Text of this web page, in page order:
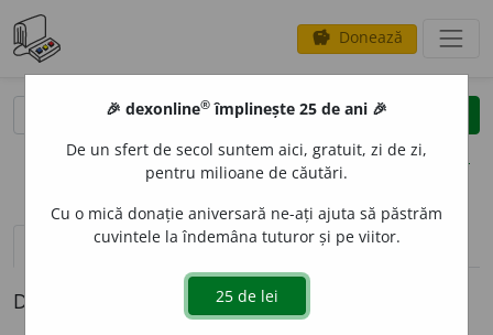
savings Donează
clear
opțiuni
definiții (1) pronunțievolume_up (50)
Definiția cu ID-ul 1130983:
🎉 dexonline® împlinește 25 de ani 🎉
De un sfert de secol suntem aici, gratuit, zi de zi,
pentru milioane de căutări.
Cu o mică donație aniversară ne-ați ajuta să păstrăm
cuvintele la îndemâna tuturor și pe viitor.